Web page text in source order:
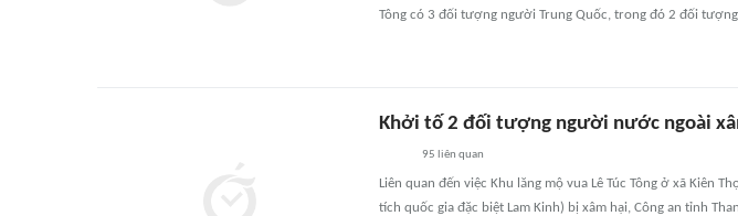
Tông có 3 đối tượng người Trung Quốc, trong đó 2 đối
Khởi tố 2 đối tượng người nước ngoài
95 liên quan
Liên quan đến việc Khu lăng mộ vua Lê Túc Tông ở xã Kiên
tích quốc gia đặc biệt Lam Kinh) bị xâm hại, Công an tỉnh